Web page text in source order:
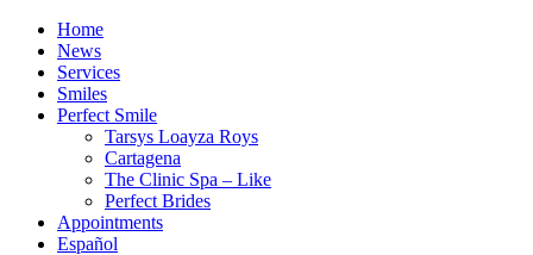
Home
News
Services
Smiles
Perfect Smile
Tarsys Loayza Roys
Cartagena
The Clinic Spa – Like
Perfect Brides
Appointments
Español